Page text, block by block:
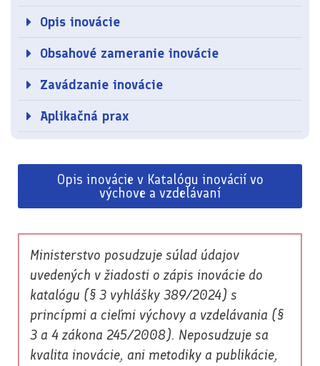
Opis inovácie
Obsahové zameranie inovácie
Zavádzanie inovácie
Aplikačná prax
Opis inovácie v Katalógu inovácií vo
výchove a vzdelávaní
Ministerstvo posudzuje súlad údajov
uvedených v žiadosti o zápis inovácie do
katalógu (§ 3 vyhlášky 389/2024) s
princípmi a cieľmi výchovy a vzdelávania (§
3 a 4 zákona 245/2008). Neposudzuje sa
kvalita inovácie, ani metodiky a publikácie,